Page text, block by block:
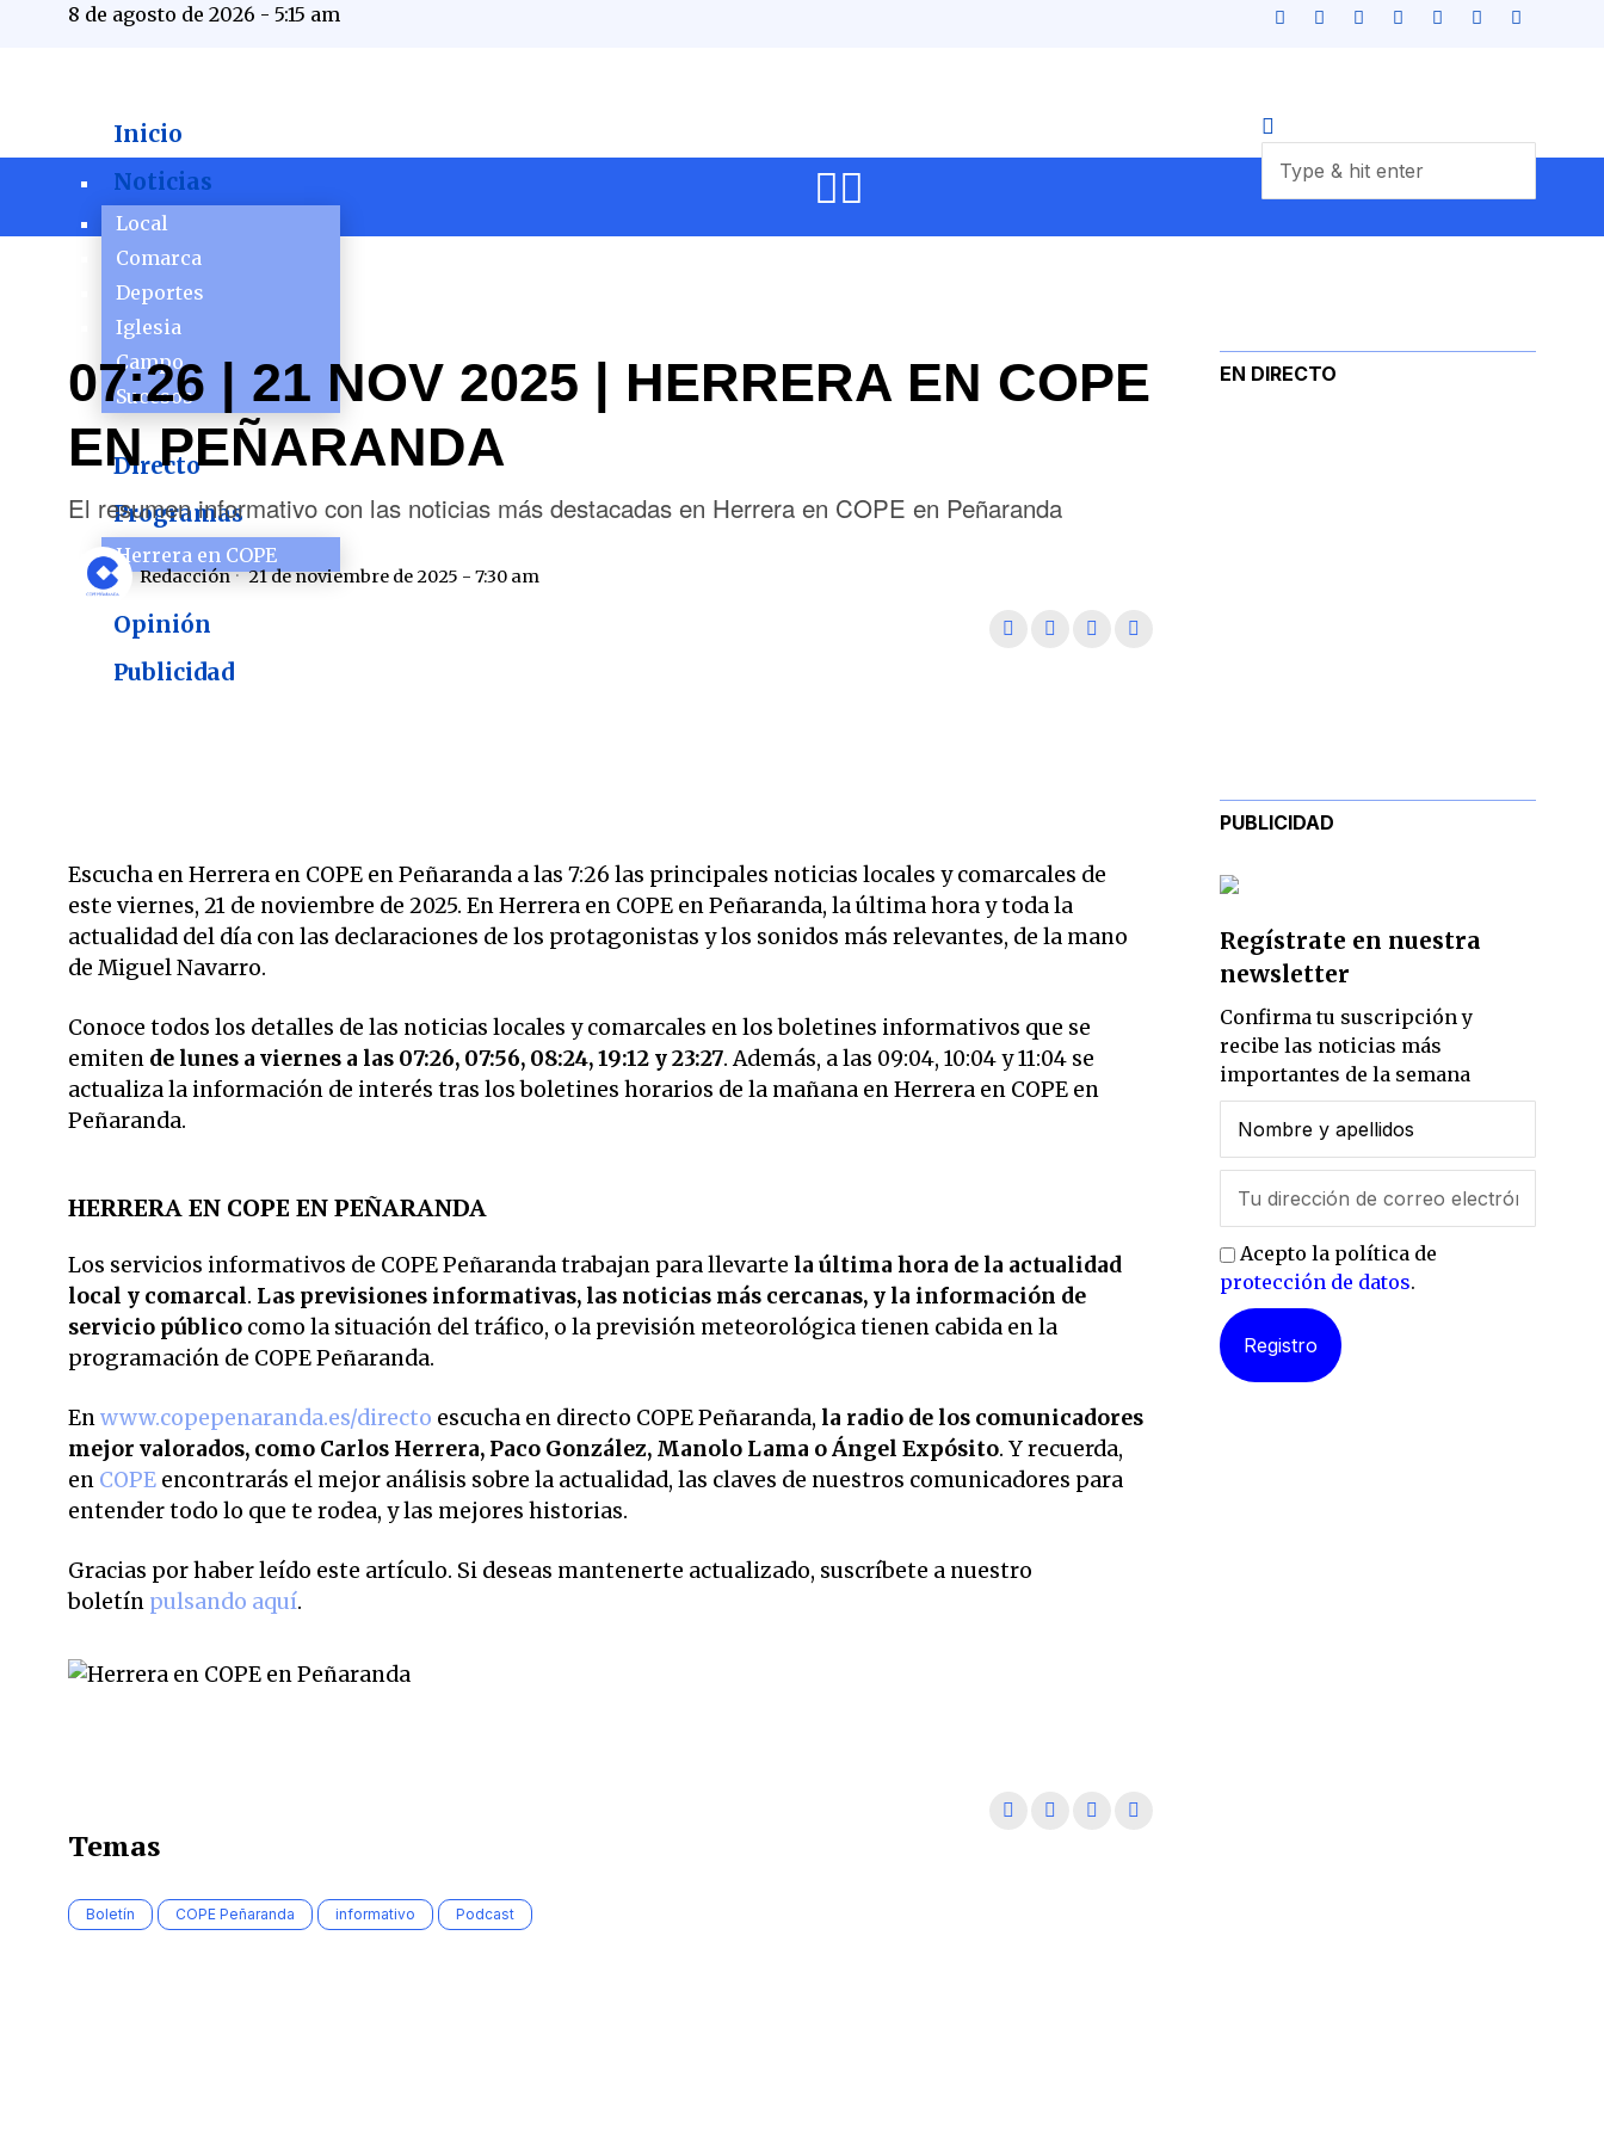
8 de agosto de 2026 - 5:15 am
Inicio
Noticias
Local
Comarca
Deportes
Iglesia
Campo
Sucesos
Directo
Programas
Herrera en COPE
Opinión
Publicidad
07:26 | 21 NOV 2025 | HERRERA EN COPE
EN PEÑARANDA
El resumen informativo con las noticias más destacadas en Herrera en COPE en Peñaranda
Redacción 21 de noviembre de 2025 - 7:30 am
Escucha en Herrera en COPE en Peñaranda a las 7:26 las principales noticias locales y comarcales de
este viernes, 21 de noviembre de 2025. En Herrera en COPE en Peñaranda, la última hora y toda la
actualidad del día con las declaraciones de los protagonistas y los sonidos más relevantes, de la mano
de Miguel Navarro.
Conoce todos los detalles de las noticias locales y comarcales en los boletines informativos que se
emiten de lunes a viernes a las 07:26, 07:56, 08:24, 19:12 y 23:27. Además, a las 09:04, 10:04 y 11:04 se
actualiza la información de interés tras los boletines horarios de la mañana en Herrera en COPE en
Peñaranda.
HERRERA EN COPE EN PEÑARANDA
Los servicios informativos de COPE Peñaranda trabajan para llevarte la última hora de la actualidad
local y comarcal. Las previsiones informativas, las noticias más cercanas, y la información de
servicio público como la situación del tráfico, o la previsión meteorológica tienen cabida en la
programación de COPE Peñaranda.
Enwww.copepenaranda.es/directo escucha en directo COPE Peñaranda, la radio de los comunicadores
mejor valorados, como Carlos Herrera, Paco González, Manolo Lama o Ángel Expósito. Y recuerda,
en COPE encontrarás el mejor análisis sobre la actualidad, las claves de nuestros comunicadores para
entender todo lo que te rodea, y las mejores historias.
Gracias por haber leído este artículo. Si deseas mantenerte actualizado, suscríbete a nuestro
boletín pulsando aquí.
Temas
Boletín COPE Peñaranda informativo Podcast
EN DIRECTO
PUBLICIDAD
Regístrate en nuestra
newsletter
Confirma tu suscripción y
recibe las noticias más
importantes de la semana
Acepto la política de
protección de datos.